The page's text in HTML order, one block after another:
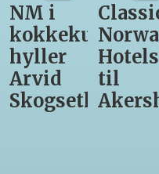
Classic
Norway
Hotels
til
Akershus
Fra
til